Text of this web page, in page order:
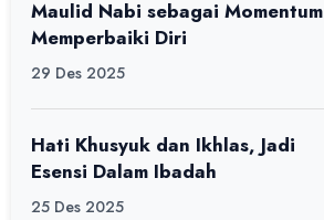
Maulid Nabi sebagai Momentum
Memperbaiki Diri
29 Des 2025
Hati Khusyuk dan Ikhlas, Jadi
Esensi Dalam Ibadah
25 Des 2025